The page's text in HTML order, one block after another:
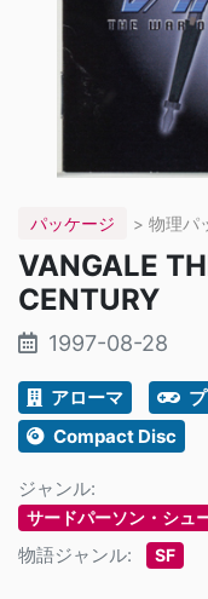
パッケージ > 物理パ
VANGALE
CENTURY
1997-08-28
アローマ
Compact Disc
ジャンル:
サードパーソン・シュ
物語ジャンル: SF